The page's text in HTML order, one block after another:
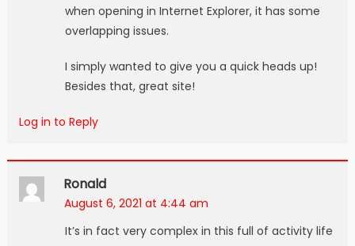
when opening in Internet Explorer, it has some
overlapping issues.
I simply wanted to give you a quick heads up!
Besides that, great site!
Log in to Reply
Ronald
August 6, 2021 at 4:44 am
It’s in fact very complex in this full of activity life